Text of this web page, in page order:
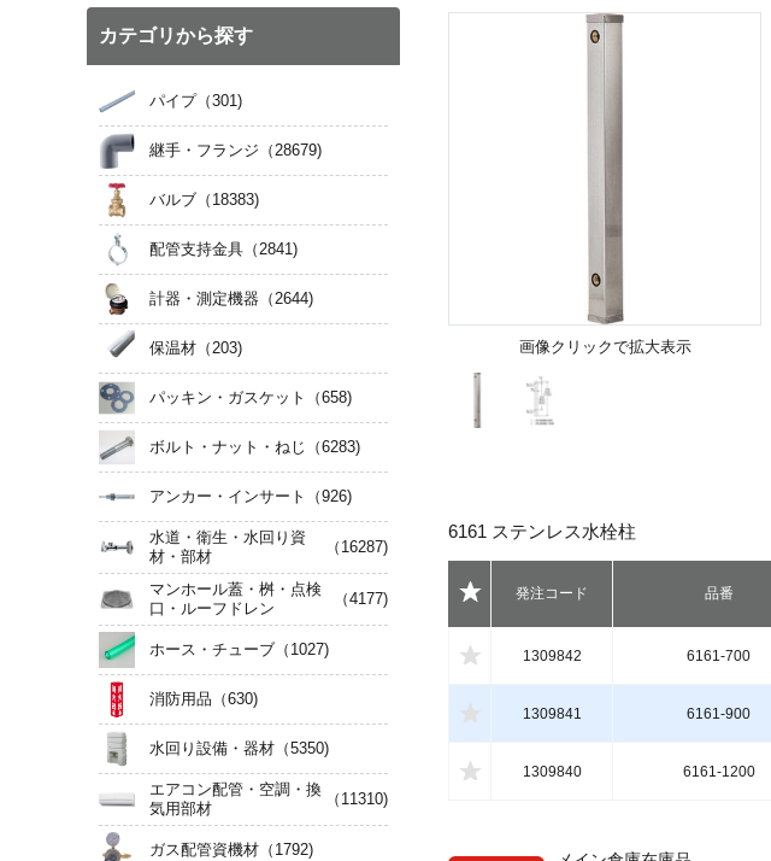
画像クリックで拡大表示
6161 ステンレス水栓柱
発注 コード 品番
1309842 6161-700
1309841 6161-900
1309840 6161-1200
カテゴリから探す
パイプ（301)
継手・フランジ （28679)
バルブ （18383)
配管支持金具 （2841)
計器・測定機器 （2644)
保温材 （203)
パッキン・ガスケット （658)
ボルト・ナット・ねじ （6283)
アンカー・インサート （926)
水道・衛生・水回り資
材・部材
（16287)
マンホール蓋・桝・点検
口・ルーフドレン
（4177)
ホース・チューブ （1027)
消防用品 （630)
水回り設備・器材 （5350)
エアコン配管・空調・換
気用部材
（11310)
ガス配管資機材 （1792)